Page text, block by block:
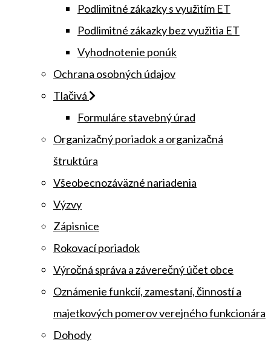
Podlimitné zákazky s využitím ET
Podlimitné zákazky bez využitia ET
Vyhodnotenie ponúk
Ochrana osobných údajov
Tlačivá
Formuláre stavebný úrad
Organizačný poriadok a organizačná
štruktúra
Všeobecnozáväzné nariadenia
Výzvy
Zápisnice
Rokovací poriadok
Výročná správa a záverečný účet obce
Oznámenie funkcií, zamestaní, činností a
majetkových pomerov verejného funkcionára
Dohody